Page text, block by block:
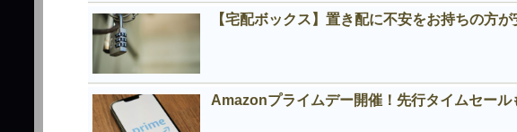
【宅配ボックス】置き配に不安をお持ちの方が
Amazonプライムデー開催！先行タイムセール